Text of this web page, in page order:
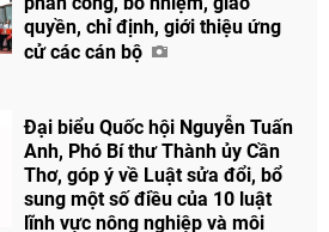
quyền, chỉ định, giới thiệu ứng
cử các cán bộ
Đại biểu Quốc hội Nguyễn Tuấn
Anh, Phó Bí thư Thành ủy Cần
Thơ, góp ý về Luật sửa đổi, bổ
sung một số điều của 10 luật
lĩnh vực nông nghiệp và môi